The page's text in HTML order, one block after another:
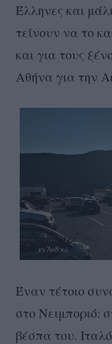
Έλληνες και
τείνουν να το
και για τους
Αθήνα για την
Έναν τέτοιο
στο Νειμποριό:
βέσπα του.